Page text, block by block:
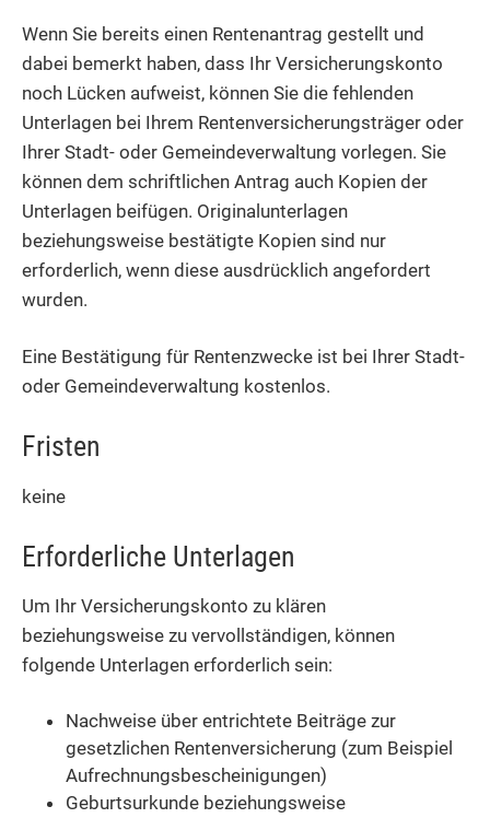
Wenn Sie bereits einen Rentenantrag gestellt und
dabei bemerkt haben, dass Ihr Versicherungskonto
noch Lücken aufweist, können Sie die fehlenden
Unterlagen bei Ihrem Rentenversicherungsträger oder
Ihrer Stadt- oder Gemeindeverwaltung vorlegen. Sie
können dem schriftlichen Antrag auch Kopien der
Unterlagen beifügen. Originalunterlagen
beziehungsweise bestätigte Kopien sind nur
erforderlich, wenn diese ausdrücklich angefordert
wurden.
Eine Bestätigung für Rentenzwecke ist bei Ihrer Stadt-
oder Gemeindeverwaltung kostenlos.
Fristen
keine
Erforderliche Unterlagen
Um Ihr Versicherungskonto zu klären
beziehungsweise zu vervollständigen, können
folgende Unterlagen erforderlich sein:
Nachweise über entrichtete Beiträge zur
gesetzlichen Rentenversicherung (zum Beispiel
Aufrechnungsbescheinigungen)
Geburtsurkunde beziehungsweise